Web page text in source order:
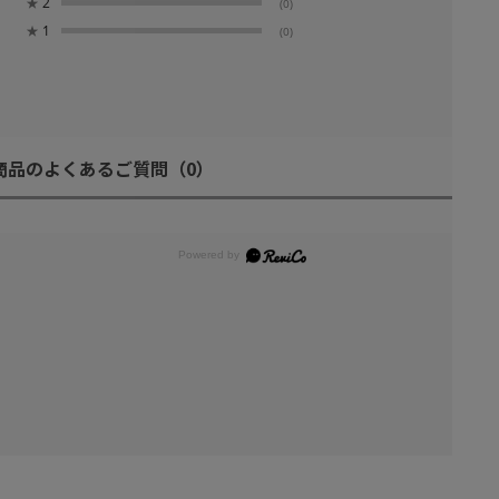
★ 1 (0)
品のよくあるご質問 （0）